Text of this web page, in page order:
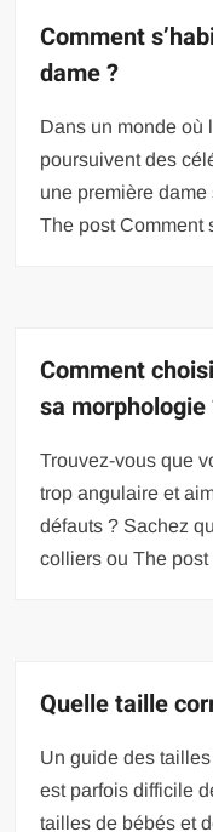
Comment
dame ?
Dans un monde où
poursuivent des
une première
The post Comment
Comment
sa morphologie
Trouvez-vous que
trop angulaire et
défauts ? Sachez
colliers ou The
Quelle taille
Un guide des
est parfois difficile
tailles de bébés et